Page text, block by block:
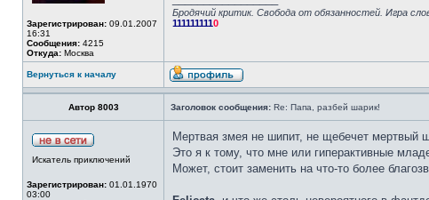
Зарегистрирован: 09.01.2007
16:31
Сообщения: 4215
Откуда: Москва
Бродячий критик. Свобода от обязанностей. Игра
1111111110
Вернуться к началу
Автор 8003 Заголовок сообщения: Re: Папа, разбей шарик!
Искатель приключений
Зарегистрирован: 01.01.1970
03:00
Мертвая змея не шипит, не щебечет мертвый
Это я к тому, что мне или гиперактивные
Может, стоит заменить на что-то более